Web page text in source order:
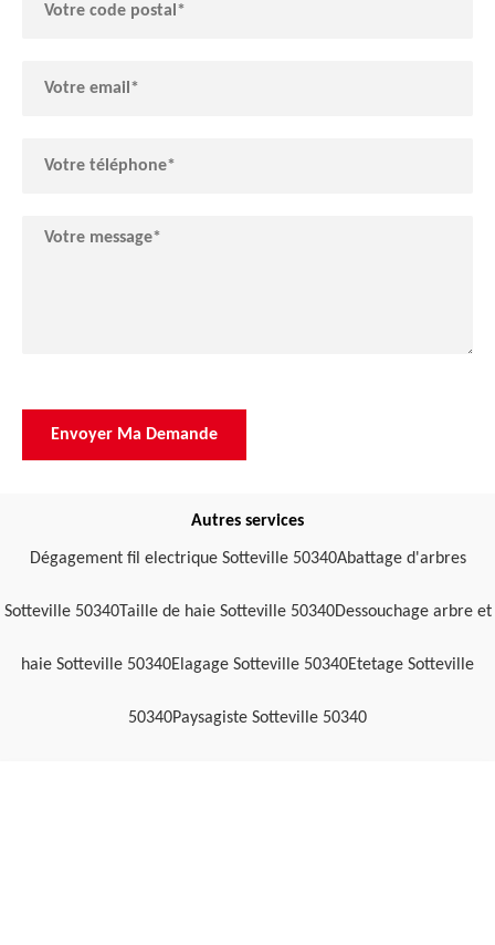
Autres services
Dégagement fil electrique Sotteville 50340Abattage d'arbres
Sotteville 50340Taille de haie Sotteville 50340Dessouchage arbre et
haie Sotteville 50340Elagage Sotteville 50340Etetage Sotteville
50340Paysagiste Sotteville 50340